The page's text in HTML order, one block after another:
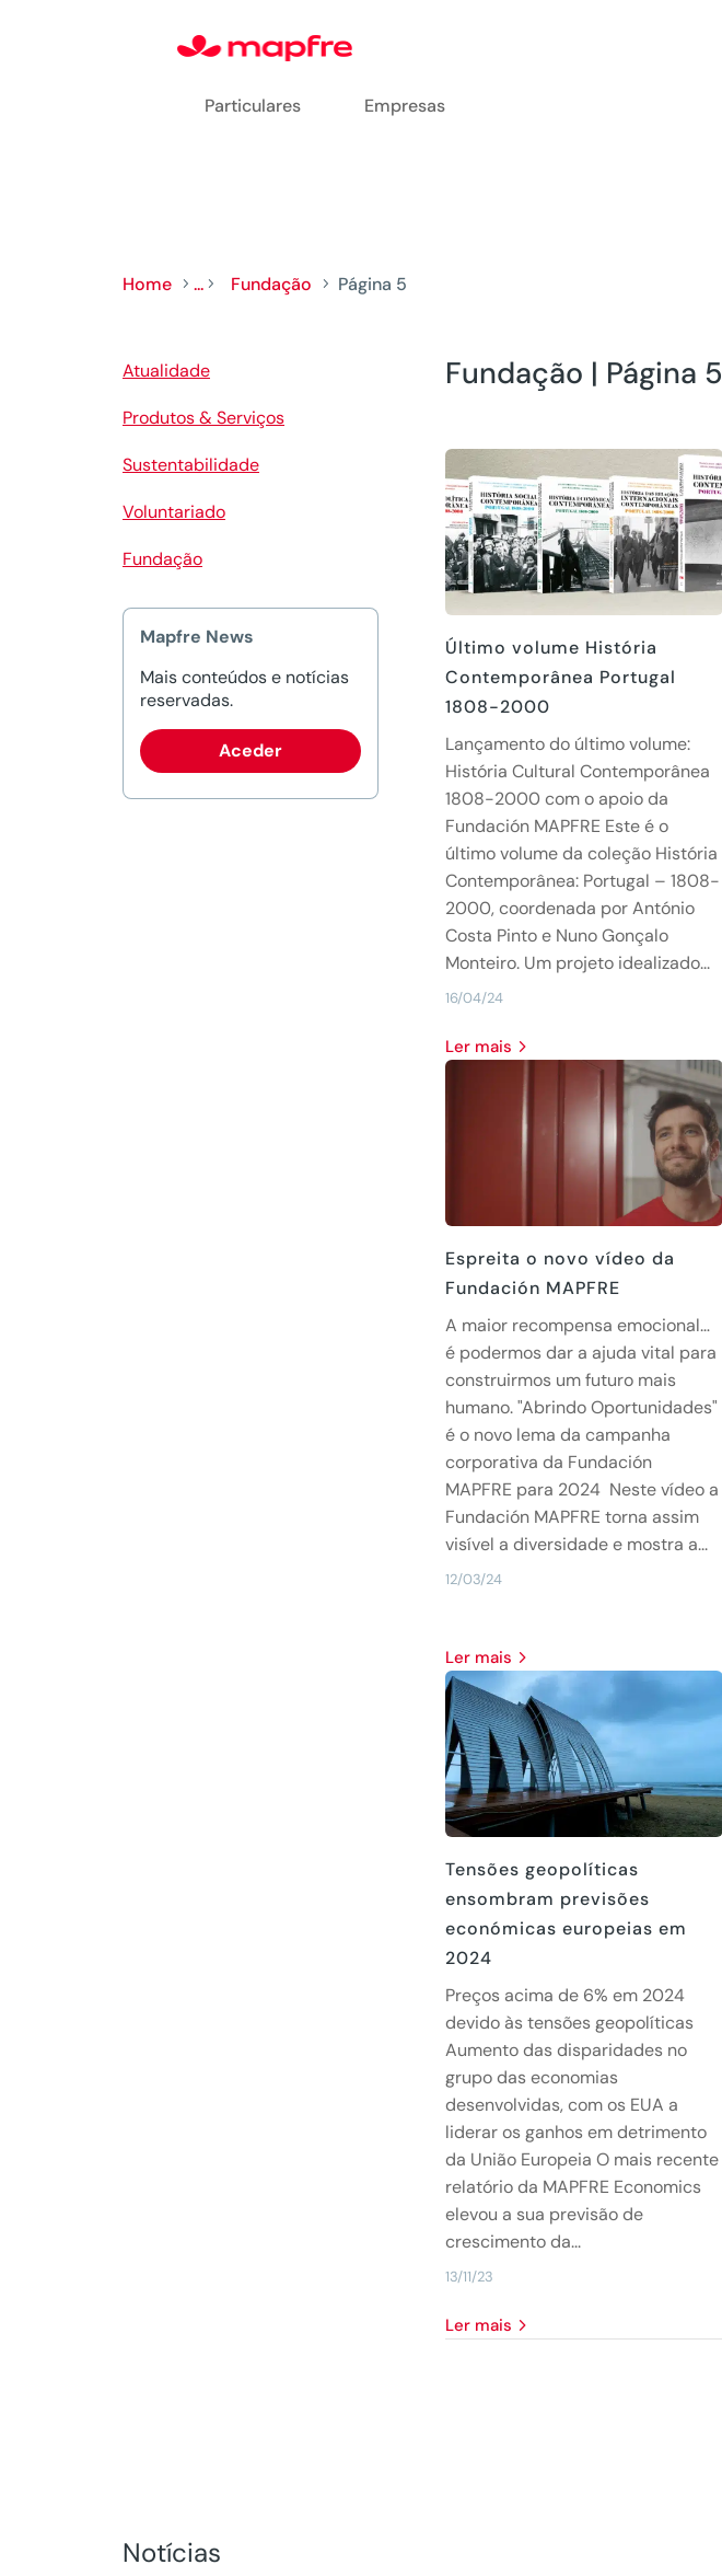
Particulares Empresas
Home 5 ... 5 Fundação 5 Página 5
Atualidade
Produtos & Serviços
Sustentabilidade
Voluntariado
Fundação
Mapfre News
Mais conteúdos e notícias
reservadas.
Aceder
Fundação | Página 5
Último volume História
Contemporânea Portugal
1808-2000
16/04/24
Lançamento do último volume:
História Cultural Contemporânea
1808-2000 com o apoio da
Fundación MAPFRE Este é o
último volume da coleção História
Contemporânea: Portugal – 1808-
2000, coordenada por António
Costa Pinto e Nuno Gonçalo
Monteiro. Um projeto idealizado...
Ler mais
Espreita o novo vídeo da
Fundación MAPFRE
12/03/24
A maior recompensa emocional…
é podermos dar a ajuda vital para
construirmos um futuro mais
humano. "Abrindo Oportunidades"
é o novo lema da campanha
corporativa da Fundación
MAPFRE para 2024 Neste vídeo a
Fundación MAPFRE torna assim
visível a diversidade e mostra a...
Ler mais
Tensões geopolíticas
ensombram previsões
económicas europeias em
2024
13/11/23
Preços acima de 6% em 2024
devido às tensões geopolíticas
Aumento das disparidades no
grupo das economias
desenvolvidas, com os EUA a
liderar os ganhos em detrimento
da União Europeia O mais recente
relatório da MAPFRE Economics
elevou a sua previsão de
crescimento da...
Ler mais
Notícias